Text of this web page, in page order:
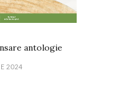
antologie
2024